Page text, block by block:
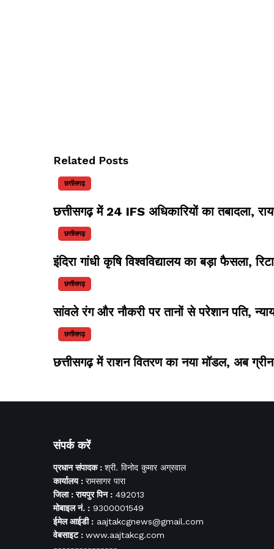
Related Posts
छत्तीसगढ़
छत्तीसगढ़ में 24 IFS अधिकारियों का तबादला,
छत्तीसगढ़
इंदिरा गांधी कृषि विश्वविद्यालय का बड़ा फैसला,
छत्तीसगढ़
सांवले रंग और नौकरी पर तानों से परेशान पति,
छत्तीसगढ़
छत्तीसगढ़ में राशन वितरण का नया मॉडल, अब
संपर्क करें
प्रधान संपादक : श्री. विनोद कुमार अग्रवाल
कार्यालय : रामसागर पारा
जिला : रायपुर पिन : 492013
मोबाइल नं. : 9300001549
ईमेल आईडी : aajtakcgnews@gmail.com
वेबसाइट : www.aajtakcg.com